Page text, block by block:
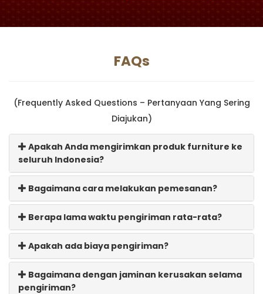
FAQs
(Frequently Asked Questions – Pertanyaan Yang Sering
Diajukan)
Apakah Anda mengirimkan produk furniture ke
seluruh Indonesia?
Bagaimana cara melakukan pemesanan?
Berapa lama waktu pengiriman rata-rata?
Apakah ada biaya pengiriman?
Bagaimana dengan jaminan kerusakan selama
pengiriman?